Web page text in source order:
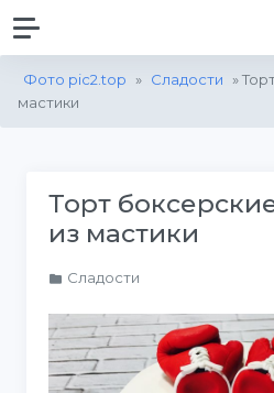
Фото pic2.top » Сладости
»
мастики
Торт
из мастики
Сладости